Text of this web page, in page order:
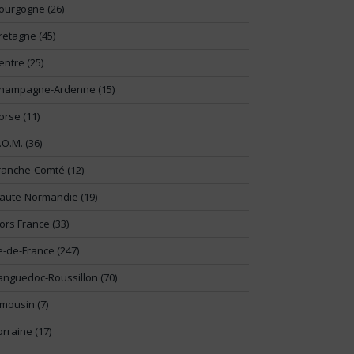
(26)
(45)
(25)
Ardenne (15)
(11)
(36)
Comté (12)
Normandie (19)
France (33)
de-France (247)
Roussillon (70)
(7)
(17)